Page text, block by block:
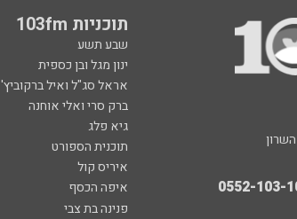
תוכניות 103fm
שבע תשע
ינון מגל ובן כספית
אראל סג"ל ואיל ברקוביץ'
ברק סרי ואלי אוחנה
גיא פלג
תוכנית הספורט
איריס קול
איפה הכסף
פנינה בת צבי